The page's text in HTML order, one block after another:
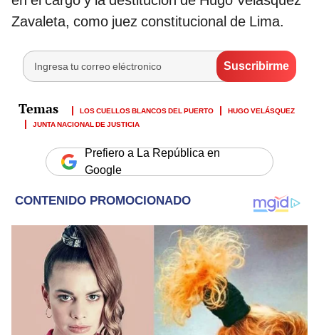
Zavaleta, como juez constitucional de Lima.
LOS CUELLOS BLANCOS DEL PUERTO
HUGO VELÁSQUEZ
JUNTA NACIONAL DE JUSTICIA
Prefiero a La República en
Google